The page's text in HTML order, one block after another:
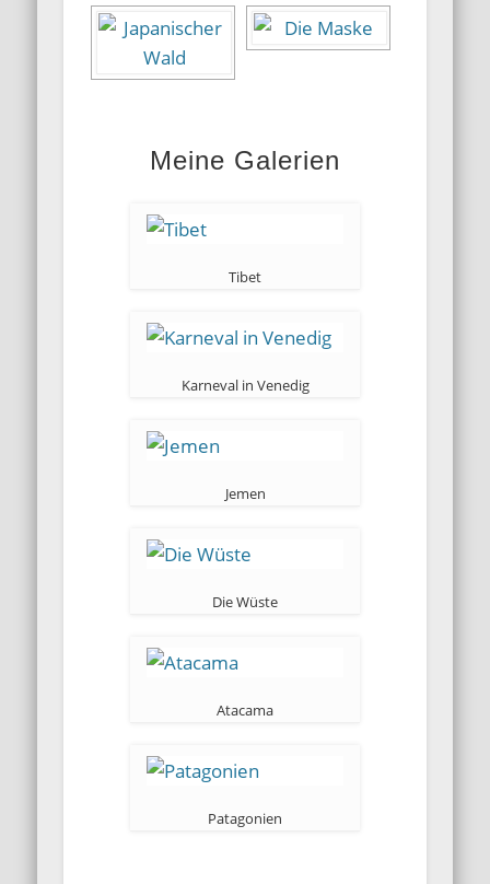
Meine Galerien
Tibet
Karneval in Venedig
Jemen
Die Wüste
Atacama
Patagonien